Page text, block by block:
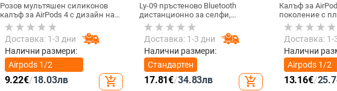
Розов мультяшен силиконов
калъф за AirPods 4 с дизайн на
котка
Доставка: 1-3 дни
Налични размери:
Airpods 1/2
поколение
9.22€/18.03лв add_shopping_cart
Ly-09 пръстеново Bluetooth
дистанционно за селфи,
Bluetooth 5.3, ABS материал,
тегло 10
Доставка: 1-3 дни
Налични размери:
Стандартен
17.81€/34.83лв add_shopping_cart
Калъф за
поколение с
мотив,
съвместим с
Доставка: 1-
Налични
Airpods 1/2
поколение
13.16€/